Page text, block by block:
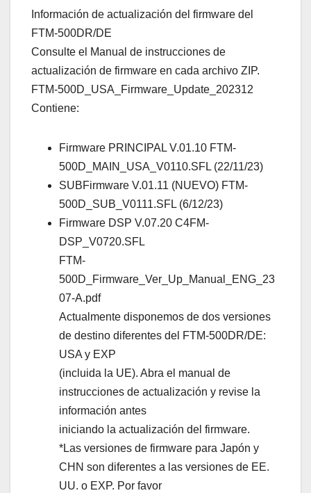
Información de actualización del firmware del
FTM-500DR/DE
Consulte el Manual de instrucciones de
actualización de firmware en cada archivo ZIP.
FTM-500D_USA_Firmware_Update_202312
Contiene:
Firmware PRINCIPAL V.01.10 FTM-
500D_MAIN_USA_V0110.SFL (22/11/23)
SUBFirmware V.01.11 (NUEVO) FTM-
500D_SUB_V0111.SFL (6/12/23)
Firmware DSP V.07.20 C4FM-
DSP_V0720.SFL
FTM-
500D_Firmware_Ver_Up_Manual_ENG_23
07-A.pdf
Actualmente disponemos de dos versiones
de destino diferentes del FTM-500DR/DE:
USA y EXP
(incluida la UE). Abra el manual de
instrucciones de actualización y revise la
información antes
iniciando la actualización del firmware.
*Las versiones de firmware para Japón y
CHN son diferentes a las versiones de EE.
UU. o EXP. Por favor